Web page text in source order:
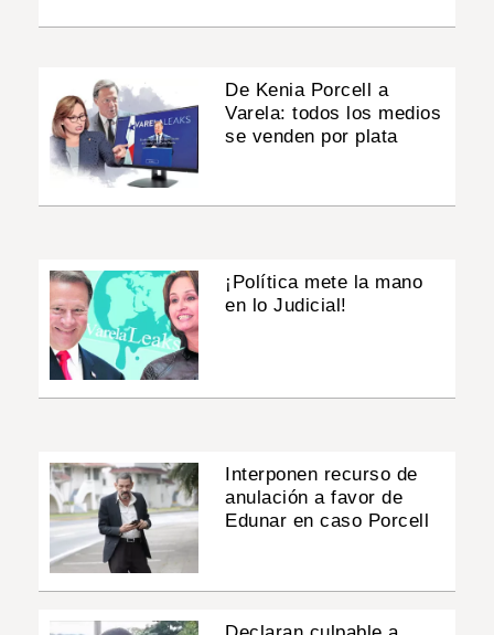
De Kenia Porcell a
Varela: todos los medios
se venden por plata
¡Política mete la mano
en lo Judicial!
Interponen recurso de
anulación a favor de
Edunar en caso Porcell